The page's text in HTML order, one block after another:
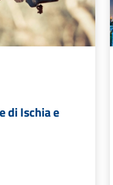
di Ischia e